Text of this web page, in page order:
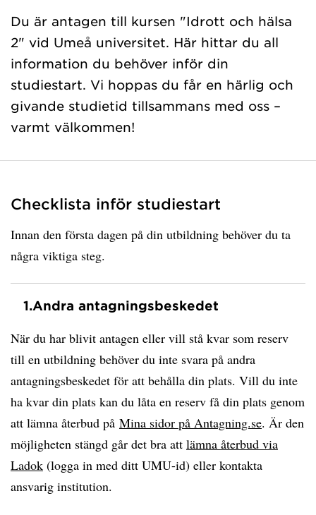
Du är antagen till kursen "Idrott och hälsa
2" vid Umeå universitet. Här hittar du all
information du behöver inför din
studiestart. Vi hoppas du får en härlig och
givande studietid tillsammans med oss –
varmt välkommen!
Checklista inför studiestart
Innan den första dagen på din utbildning behöver du ta
några viktiga steg.
1.Andra antagningsbeskedet
När du har blivit antagen eller vill stå kvar som reserv
till en utbildning behöver du inte svara på andra
antagningsbeskedet för att behålla din plats. Vill du inte
ha kvar din plats kan du låta en reserv få din plats genom
att lämna återbud på Mina sidor på Antagning.se. Är den
möjligheten stängd går det bra att lämna återbud via
Ladok (logga in med ditt UMU-id) eller kontakta
ansvarig institution.